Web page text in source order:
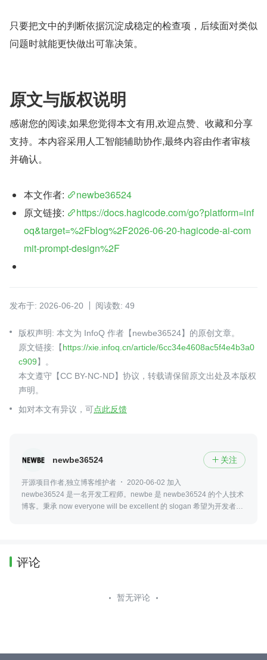
只要把文中的判断依据沉淀成稳定的检查项，后续面对类似
问题时就能更快做出可靠决策。
原文与版权说明
感谢您的阅读,如果您觉得本文有用,欢迎点赞、收藏和分享
支持。本内容采用人工智能辅助协作,最终内容由作者审核
并确认。
本文作者:
newbe36524
原文链接:
https://docs.hagicode.com/go?platform=inf
oq&target=%2Fblog%2F2026-06-20-hagicode-ai-com
mit-prompt-design%2F
发布于: 2026-06-20 阅读数: 49
版权声明: 本文为 InfoQ 作者【newbe36524】的原创文章。
原文链接:【https://xie.infoq.cn/article/6cc34e4608ac5f4e4b3a0
c909】。
本文遵守【CC BY-NC-ND】协议，转载请保留原文出处及本版权
声明。
如对本文有异议，可点此反馈
newbe36524  关注
开源项目作者,独立博客维护者
2020-06-02 加入
newbe36524 是一名开发工程师。newbe 是 newbe36524 的个人技术
博客。秉承 now everyone will be excellent 的 slogan 希望为开发者们
评论
暂无评论